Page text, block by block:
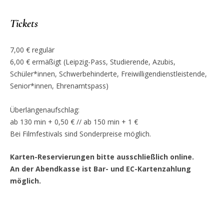
Tickets
7,00 € regulär
6,00 € ermäßigt (Leipzig-Pass, Studierende, Azubis,
Schüler*innen, Schwerbehinderte, Freiwilligendienstleistende,
Senior*innen, Ehrenamtspass)
Überlängenaufschlag:
ab 130 min + 0,50 € // ab 150 min + 1 €
Bei Filmfestivals sind Sonderpreise möglich.
Karten-Reservierungen bitte ausschließlich online.
An der Abendkasse ist Bar- und EC-Kartenzahlung
möglich.